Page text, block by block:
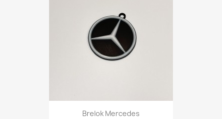
Brelok Mercedes